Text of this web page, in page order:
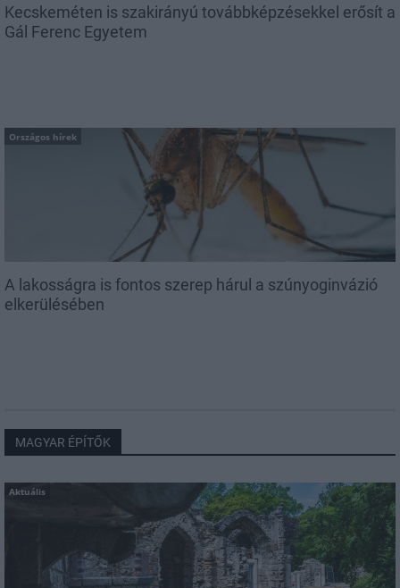
Kecskeméten is szakirányú továbbképzésekkel erősít a
Gál Ferenc Egyetem
Országos hírek
A lakosságra is fontos szerep hárul a szúnyoginvázió
elkerülésében
MAGYAR ÉPÍTŐK
Aktuális